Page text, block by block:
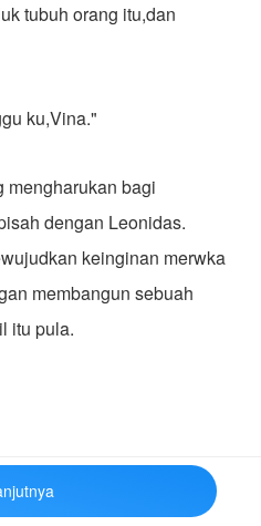
tubuh orang itu,dan
ku,Vina."
mengharukan bagi
dengan Leonidas.
keinginan merwka
membangun sebuah
itu pula.